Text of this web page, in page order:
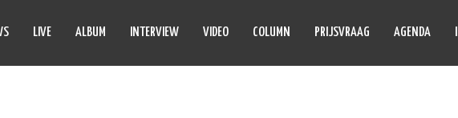
LIVE ALBUM INTERVIEW VIDEO COLUMN PRIJSVRAAG AGENDA